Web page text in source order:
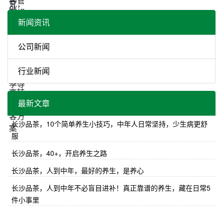
新闻资讯
公司新闻
行业新闻
最新文章
长沙品茶，10个简单养生小技巧，中年人日常坚持，少生病更舒
服
长沙品茶，40+，开启养生之路
长沙品茶，人到中年，最好的养生，是养心
长沙品茶，人到中年不必盲目进补！真正靠谱的养生，藏在日常5
件小事里